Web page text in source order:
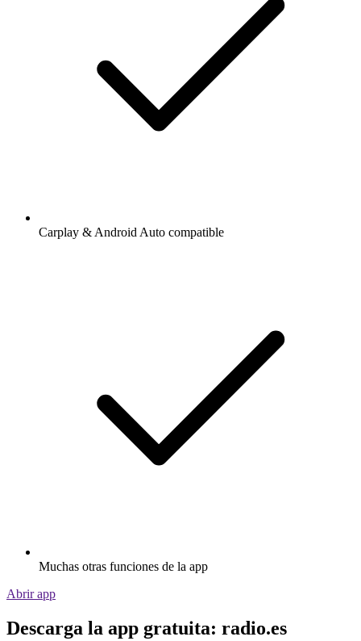
Carplay & Android Auto compatible
Muchas otras funciones de la app
Abrir app
Descarga la app gratuita: radio.es